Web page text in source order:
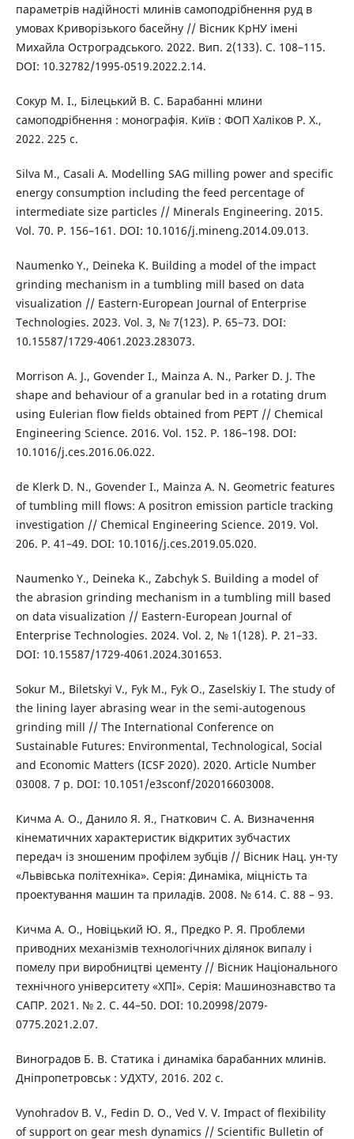
параметрів надійності млинів самоподрібнення руд в
умовах Криворізького басейну // Вісник КрНУ імені
Михайла Остроградського. 2022. Вип. 2(133). С. 108–115.
DOI: 10.32782/1995-0519.2022.2.14.
Сокур М. І., Білецький В. С. Барабанні млини
самоподрібнення : монографія. Київ : ФОП Халіков Р. Х.,
2022. 225 с.
Silva M., Casali A. Modelling SAG milling power and specific
energy consumption including the feed percentage of
intermediate size particles // Minerals Engineering. 2015.
Vol. 70. P. 156–161. DOI: 10.1016/j.mineng.2014.09.013.
Naumenko Y., Deineka K. Building a model of the impact
grinding mechanism in a tumbling mill based on data
visualization // Eastern-European Journal of Enterprise
Technologies. 2023. Vol. 3, № 7(123). P. 65–73. DOI:
10.15587/1729-4061.2023.283073.
Morrison A. J., Govender I., Mainza A. N., Parker D. J. The
shape and behaviour of a granular bed in a rotating drum
using Eulerian flow fields obtained from PEPT // Chemical
Engineering Science. 2016. Vol. 152. P. 186–198. DOI:
10.1016/j.ces.2016.06.022.
de Klerk D. N., Govender I., Mainza A. N. Geometric features
of tumbling mill flows: A positron emission particle tracking
investigation // Chemical Engineering Science. 2019. Vol.
206. P. 41–49. DOI: 10.1016/j.ces.2019.05.020.
Naumenko Y., Deineka K., Zabchyk S. Building a model of
the abrasion grinding mechanism in a tumbling mill based
on data visualization // Eastern-European Journal of
Enterprise Technologies. 2024. Vol. 2, № 1(128). P. 21–33.
DOI: 10.15587/1729-4061.2024.301653.
Sokur M., Biletskyi V., Fyk M., Fyk O., Zaselskiy I. The study of
the lining layer abrasing wear in the semi-autogenous
grinding mill // The International Conference on
Sustainable Futures: Environmental, Technological, Social
and Economic Matters (ICSF 2020). 2020. Article Number
03008. 7 p. DOI: 10.1051/e3sconf/202016603008.
Кичма А. О., Данило Я. Я., Гнаткович С. А. Визначення
кінематичних характеристик відкритих зубчастих
передач із зношеним профілем зубців // Вісник Нац. ун-ту
«Львівська політехніка». Серія: Динаміка, міцність та
проектування машин та приладів. 2008. № 614. С. 88 – 93.
Кичма А. О., Новіцький Ю. Я., Предко Р. Я. Проблеми
приводних механізмів технологічних ділянок випалу і
помелу при виробництві цементу // Вісник Національного
технічного університету «ХПІ». Серія: Машинознавство та
САПР. 2021. № 2. С. 44–50. DOI: 10.20998/2079-
0775.2021.2.07.
Виноградов Б. В. Статика і динаміка барабанних млинів.
Дніпропетровськ : УДХТУ, 2016. 202 с.
Vynohradov B. V., Fedin D. O., Ved V. V. Impact of flexibility
of support on gear mesh dynamics // Scientific Bulletin of